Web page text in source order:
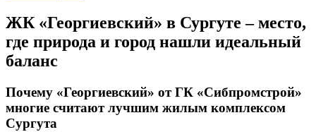
​ЖК «Георгиевский» в Сургуте ‒ место,
где природа и город нашли идеальный
баланс
Почему «Георгиевский» от ГК «Сибпромстрой»
многие считают лучшим жилым комплексом
Сургута